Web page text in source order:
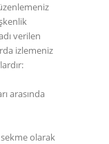
verilen
izlemeniz
arasında
olarak